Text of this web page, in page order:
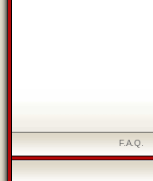
F.A.Q.